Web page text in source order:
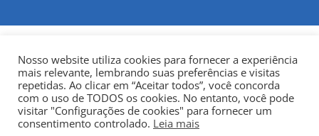
© Copyright 2022Fundação Municipal Centro Universitário
Nosso website utiliza cookies para fornecer a experiência
mais relevante, lembrando suas preferências e visitas
repetidas. Ao clicar em “Aceitar todos”, você concorda
com o uso de TODOS os cookies. No entanto, você pode
visitar "Configurações de cookies" para fornecer um
consentimento controlado. Leia mais